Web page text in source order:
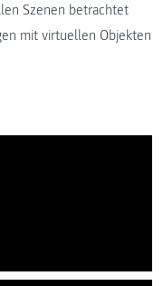
Szenen betrachtet
mit virtuellen Objekten